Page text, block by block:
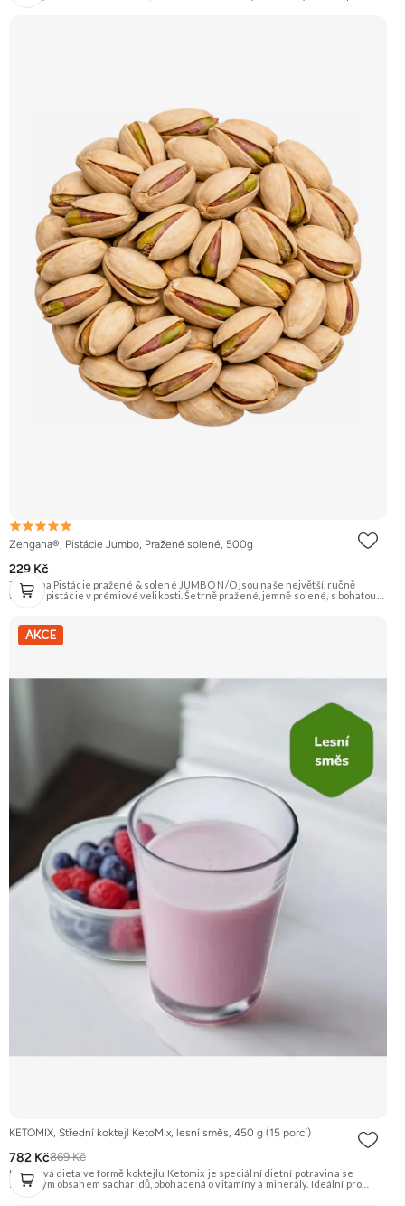
Zengana®, Pistácie Jumbo, Pražené solené, 500g
229 Kč
Zengana Pistácie pražené & solené JUMBO N/O jsou naše největší, ručně
tříděné pistácie v prémiové velikosti. Šetrně pražené, jemně solené, s bohatou
velikost 🧂 Pražené a solené 😋 Prémiový snack
AKCE
KETOMIX, Střední koktejl KetoMix, lesní směs, 450 g (15 porcí)
782 Kč869 Kč
Ketonová dieta ve formě koktejlu Ketomix je speciální dietní potravina se
sníženým obsahem sacharidů, obohacená o vitamíny a minerály. Ideální pro